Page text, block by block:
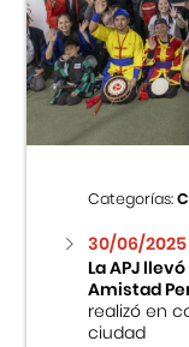
Categorías:
30/06/2025
La APJ
Amistad
realizó en
ciudad